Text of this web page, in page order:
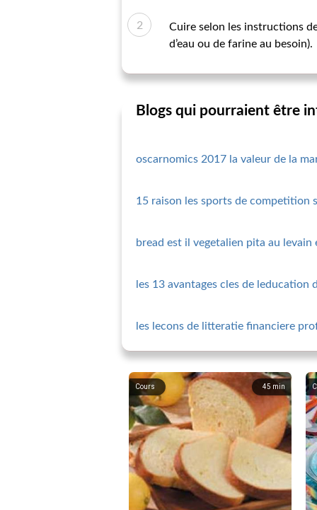
Cuire selon les instructions
d’eau ou de farine au besoin).
Blogs qui pourraient être
oscarnomics 2017 la valeur de la
15 raison les sports de competition
bread est il vegetalien pita au levain
les 13 avantages cles de
les lecons de litteratie financiere
45 min
Cours